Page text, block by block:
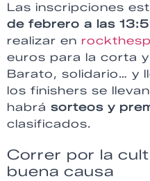
Las inscripciones
de febrero a las
realizar en
euros para la corta
Barato, solidario… y
los finishers se llevan
habrá sorteos y
clasificados.
Correr por la
buena causa